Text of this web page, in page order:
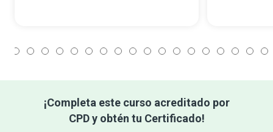
¡Completa este curso acreditado por
CPD y obtén tu Certificado!